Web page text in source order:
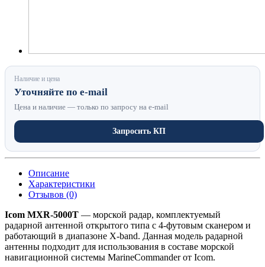
Наличие и цена
Уточняйте по e-mail
Цена и наличие — только по запросу на e-mail
Запросить КП
Описание
Характеристики
Отзывов (0)
Icom MXR-5000T — морской радар, комплектуемый
радарной антенной открытого типа с 4-футовым сканером и
работающий в диапазоне X-band. Данная модель радарной
антенны подходит для использования в составе морской
навигационной системы MarineCommander от Icom.